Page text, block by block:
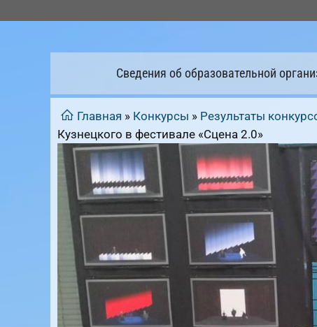
к
Сведения об образовательной
Главная » Конкурсы » Результаты
Кузнецкого в фестивале «Сцена 2.0»